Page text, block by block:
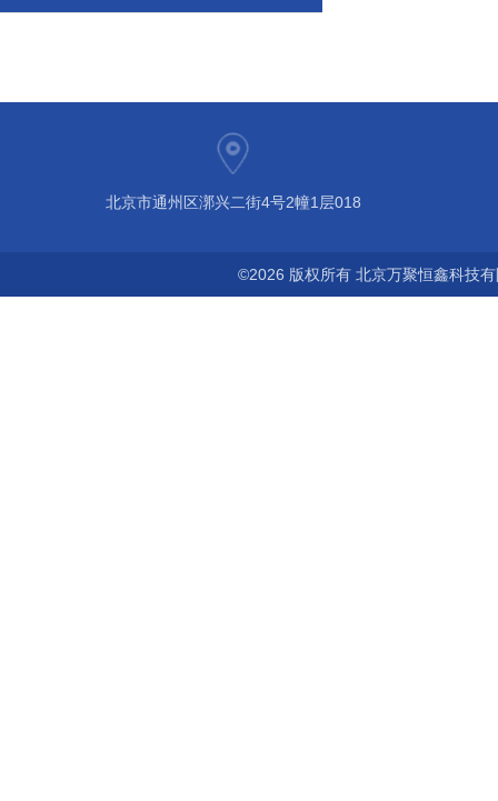
北京市通州区漷兴二街4号2幢1层018
©2026 版权所有 北京万聚恒鑫科技